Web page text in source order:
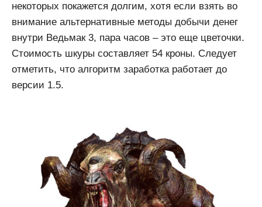
некоторых покажется долгим, хотя если взять во
внимание альтернативные методы добычи денег
внутри Ведьмак 3, пара часов – это еще цветочки.
Стоимость шкуры составляет 54 кроны. Следует
отметить, что алгоритм заработка работает до
версии 1.5.